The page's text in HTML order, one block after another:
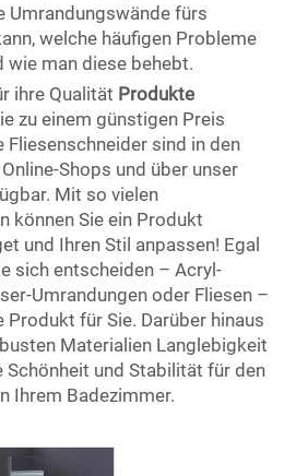
Umrandungswände fürs
welche häufigen Probleme
wie man diese behebt.
ihre Qualität Produkte
zu einem günstigen Preis
Fliesenschneider sind in den
Shops und über unser
Mit so vielen
können Sie ein Produkt
und Ihren Stil anpassen! Egal
sich entscheiden – Acryl-
Umrandungen oder Fliesen –
für Sie. Darüber hinaus
Materialien Langlebigkeit
Schönheit und Stabilität für den
Ihrem Badezimmer.